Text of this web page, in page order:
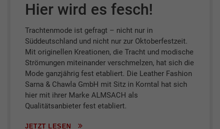
Hier wird es fesch!
Trachtenmode ist gefragt – nicht nur in
Süddeutschland und nicht nur zur Oktoberfestzeit.
Mit originellen Kreationen, die Tracht und modische
Strömungen miteinander verschmelzen, hat sich die
Mode ganzjährig fest etabliert. Die Leather Fashion
Sarna & Chawla GmbH mit Sitz in Korntal hat sich
hier mit ihrer Marke ALMSACH als
Qualitätsanbieter fest etabliert.
JETZT LESEN